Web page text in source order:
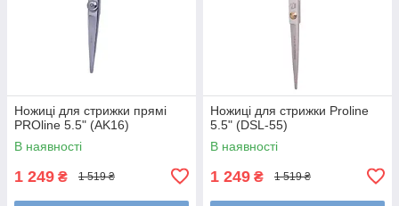
Ножиці для стрижки прямі
PROline 5.5" (AK16)
В наявності
1 249 ₴ 1 519 ₴
Ножиці для стрижки Proline
5.5" (DSL-55)
В наявності
1 249 ₴ 1 519 ₴